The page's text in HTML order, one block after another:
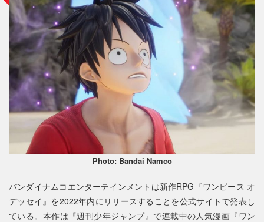
o
n
Photo: Bandai Namco
バンダイナムコエンターテインメントは新作RPG『ワンピース オ
デッセイ』を2022年内にリリースすることを公式サイトで発表し
ている。本作は『週刊少年ジャンプ』で連載中の人気漫画『ワン